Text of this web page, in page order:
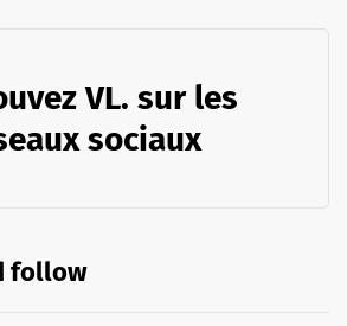
VL. sur les
sociaux
follow